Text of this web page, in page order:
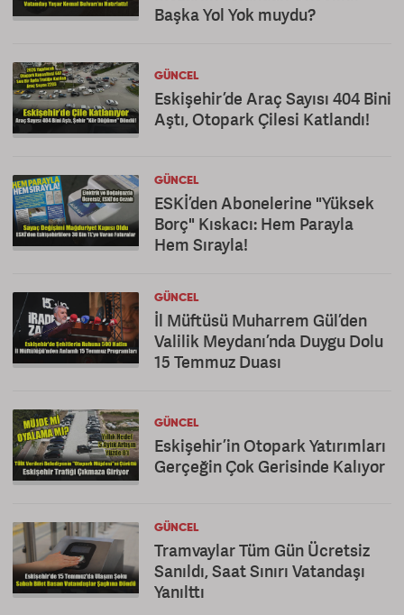
Başka Yol Yok muydu?
GÜNCEL
Eskişehir’de Araç Sayısı 404 Bini
Aştı, Otopark Çilesi Katlandı!
GÜNCEL
ESKİ’den Abonelerine "Yüksek
Borç" Kıskacı: Hem Parayla
Hem Sırayla!
GÜNCEL
İl Müftüsü Muharrem Gül’den
Valilik Meydanı’nda Duygu Dolu
15 Temmuz Duası
GÜNCEL
Eskişehir’in Otopark Yatırımları
Gerçeğin Çok Gerisinde Kalıyor
GÜNCEL
Tramvaylar Tüm Gün Ücretsiz
Sanıldı, Saat Sınırı Vatandaşı
Yanılttı